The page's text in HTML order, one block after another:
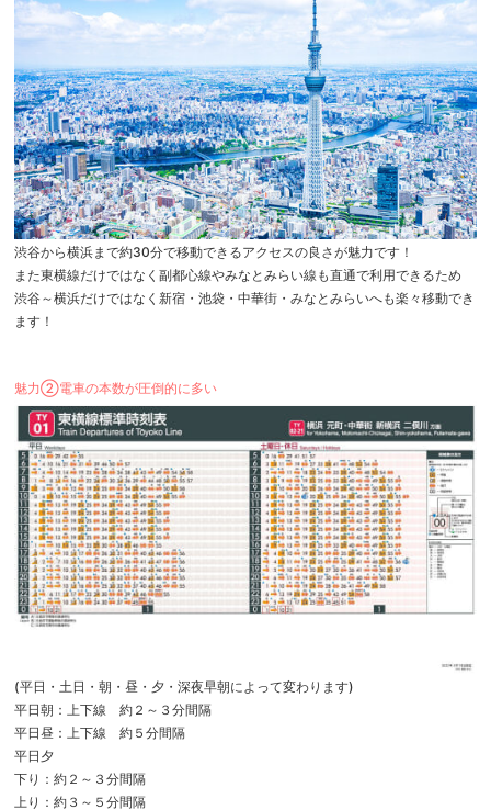
渋谷から横浜まで約30分で移動できるアクセスの良さが魅力です！
また東横線だけではなく副都心線やみなとみらい線も直通で利用できるため
渋谷～横浜だけではなく新宿・池袋・中華街・みなとみらいへも楽々移動でき
ます！
魅力②電車の本数が圧倒的に多い
(平日・土日・朝・昼・夕・深夜早朝によって変わります)
平日朝：上下線 約２～３分間隔
平日昼：上下線 約５分間隔
平日夕
下り：約２～３分間隔
上り：約３～５分間隔